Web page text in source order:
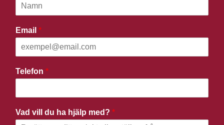
Email *
Telefon *
Vad vill du ha hjälp med? *